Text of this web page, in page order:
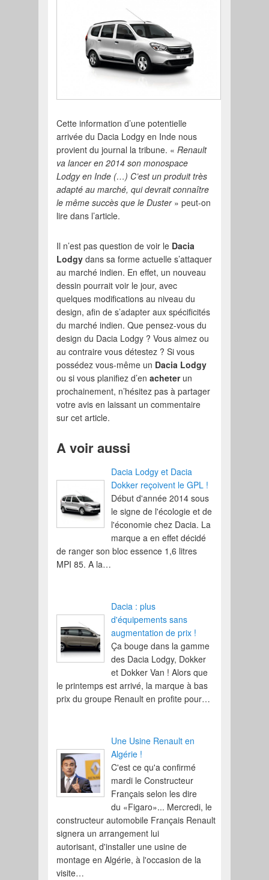
Cette information d’une potentielle
arrivée du Dacia Lodgy en Inde nous
provient du journal la tribune. «Renault
va lancer en 2014 son monospace
Lodgy en Inde (…) C’est un produit très
adapté au marché, qui devrait connaître
le même succès que le Duster» peut-on
lire dans l’article.
Il n’est pas question de voir le Dacia
Lodgy dans sa forme actuelle s’attaquer
au marché indien. En effet, un nouveau
dessin pourrait voir le jour, avec
quelques modifications au niveau du
design, afin de s’adapter aux spécificités
du marché indien. Que pensez-vous du
design du Dacia Lodgy ? Vous aimez ou
au contraire vous détestez ? Si vous
possédez vous-même un Dacia Lodgy
ou si vous planifiez d’enacheterun
prochainement, n’hésitez pas à partager
votre avis en laissant un commentaire
sur cet article.
A voir aussi
Dacia Lodgy et Dacia
Dokker reçoivent le GPL !
Début d'année 2014 sous
le signe de l'écologie et de
l'économie chez Dacia. La
marque a en effet décidé
de ranger son bloc essence 1,6 litres
MPI 85. A la…
Dacia : plus
d'équipements sans
augmentation de prix !
Ça bouge dans la gamme
des Dacia Lodgy, Dokker
et Dokker Van ! Alors que
le printemps est arrivé, la marque à bas
prix du groupe Renault en profite pour…
Une Usine Renault en
Algérie !
C'est ce qu'a confirmé
mardi le Constructeur
Français selon les dire
du «Figaro»... Mercredi, le
constructeur automobile Français Renault
signera un arrangement lui
autorisant, d'installer une usine de
montage en Algérie, à l'occasion de la
visite…